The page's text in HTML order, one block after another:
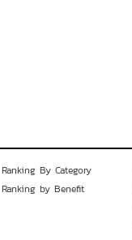
Ranking By Category
Ranking by Benefit